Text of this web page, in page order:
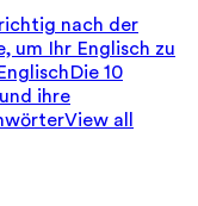
nach der
um Ihr Englisch zu
Die 10
ihre
View all